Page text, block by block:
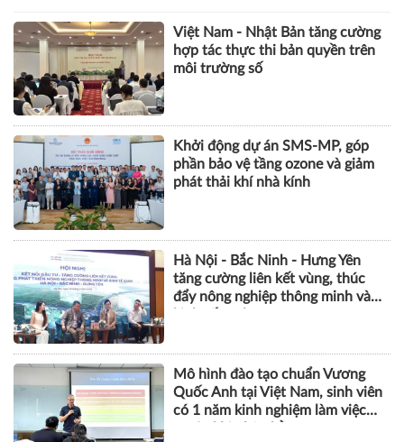
Việt Nam - Nhật Bản tăng cường
hợp tác thực thi bản quyền trên
môi trường số
Khởi động dự án SMS-MP, góp
phần bảo vệ tầng ozone và giảm
phát thải khí nhà kính
Hà Nội - Bắc Ninh - Hưng Yên
tăng cường liên kết vùng, thúc
đẩy nông nghiệp thông minh và
Mô hình đào tạo chuẩn Vương
Quốc Anh tại Việt Nam, sinh viên
có 1 năm kinh nghiệm làm việc